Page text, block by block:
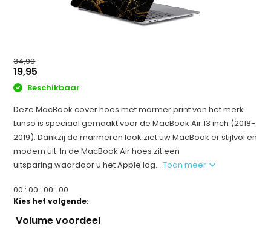
34,99
19,95
Beschikbaar
Deze MacBook cover hoes met marmer print van het merk
Lunso is speciaal gemaakt voor de MacBook Air 13 inch (2018-
2019). Dankzij de marmeren look ziet uw MacBook er stijlvol en
modern uit. In de MacBook Air hoes zit een
uitsparing waardoor u het Apple log...Toon meer
00 :00 :00 :00
Kies het volgende:
Volume voordeel